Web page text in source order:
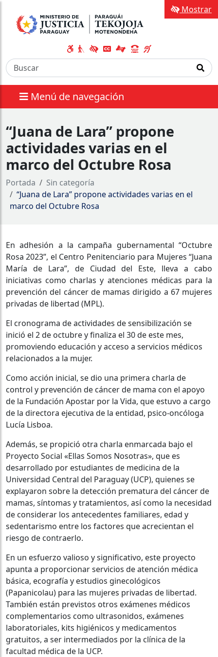
Menú de navegación
Mostrar
“Juana de Lara” propone
actividades varias en el
marco del Octubre Rosa
Portada
Sin categoría
“Juana de Lara” propone actividades varias en el
marco del Octubre Rosa
En adhesión a la campaña gubernamental “Octubre
Rosa 2023”, el Centro Penitenciario para Mujeres “Juana
María de Lara”, de Ciudad del Este, lleva a cabo
iniciativas como charlas y atenciones médicas para la
prevención del cáncer de mamas dirigido a 67 mujeres
privadas de libertad (MPL).
El cronograma de actividades de sensibilización se
inició el 2 de octubre y finaliza el 30 de este mes,
promoviendo educación y acceso a servicios médicos
relacionados a la mujer.
Como acción inicial, se dio una primera charla de
control y prevención de cáncer de mama con el apoyo
de la Fundación Apostar por la Vida, que estuvo a cargo
de la directora ejecutiva de la entidad, psico-oncóloga
Lucía Lisboa.
Además, se propició otra charla enmarcada bajo el
Proyecto Social «Ellas Somos Nosotras», que es
desarrollado por estudiantes de medicina de la
Universidad Central del Paraguay (UCP), quienes se
explayaron sobre la detección prematura del cáncer de
mamas, síntomas y tratamientos, así como la necesidad
de considerar los antecedentes familiares, edad y
sedentarismo entre los factores que acrecientan el
riesgo de contraerlo.
En un esfuerzo valioso y significativo, este proyecto
apunta a proporcionar servicios de atención médica
básica, ecografía y estudios ginecológicos
(Papanicolau) para las mujeres privadas de libertad.
También están previstos otros exámenes médicos
complementarios como ultrasonidos, exámenes
laboratoriales, kits higiénicos y medicamentos
gratuitos, a ser intermediados por la clínica de la
facultad médica de la UCP.